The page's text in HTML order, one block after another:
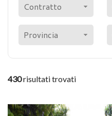
Contratto
Provincia
430risultati trovati